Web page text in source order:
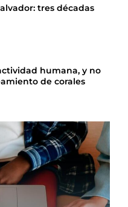
tres décadas
humana, y no
de corales